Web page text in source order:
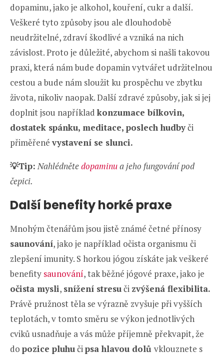
dopaminu, jako je alkohol, kouření, cukr a další.
Veškeré tyto způsoby jsou ale dlouhodobě
neudržitelné, zdraví škodlivé a vzniká na nich
závislost. Proto je důležité, abychom si našli takovou
praxi, která nám bude dopamin vytvářet udržitelnou
cestou a bude nám sloužit ku prospěchu ve zbytku
života, nikoliv naopak. Další zdravé způsoby, jak si jej
doplnit jsou například konzumace bílkovin,
dostatek spánku, meditace, poslech hudbyči
přiměřené vystavení se slunci.
💡Tip:Nahlédnětedopaminua jeho fungování pod
čepici.
Další benefity horké praxe
Mnohým čtenářům jsou jistě známé četné přínosy
saunování, jako je například očista organismu či
zlepšení imunity. S horkou jógou získáte jak veškeré
benefity saunování, tak běžné jógové praxe, jako je
očista mysli, snížení stresuči zvýšená flexibilita.
Právě pružnost těla se výrazně zvyšuje při vyšších
teplotách, v tomto směru se výkon jednotlivých
cviků usnadňuje a vás může příjemně překvapit, že
do pozice pluhučipsa hlavou dolů vklouznete s